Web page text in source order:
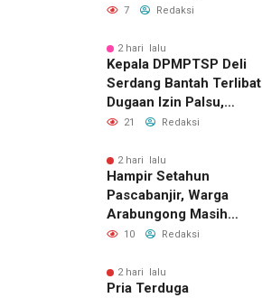
Pikir Inovatif
7 Redaksi
2 hari lalu
Kepala DPMPTSP Deli
Serdang Bantah Terlibat
Dugaan Izin Palsu,
Tegaskan Proses
Jalur Resmi
21 Redaksi
2 hari lalu
Hampir Setahun
Pascabanjir, Warga
Arabungong Masih
Menunggu Bantuan
10 Redaksi
2 hari lalu
Pria Terduga